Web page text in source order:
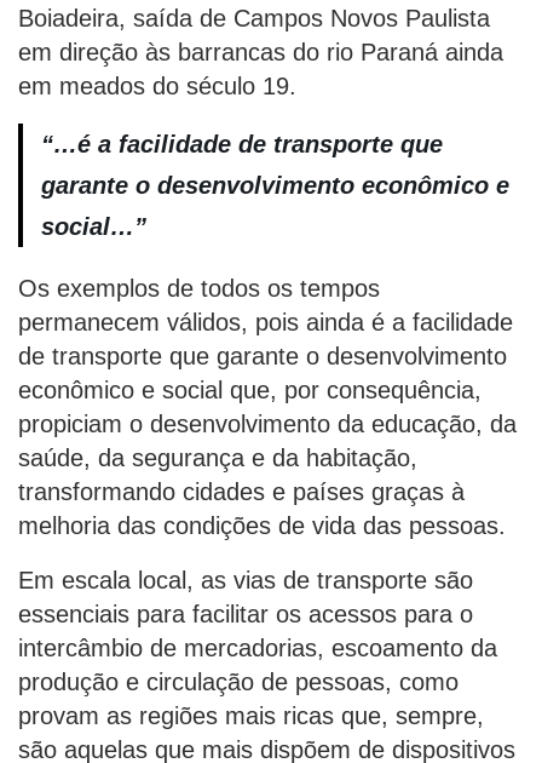
Boiadeira, saída de Campos Novos Paulista
em direção às barrancas do rio Paraná ainda
em meados do século 19.
“…é a facilidade de transporte que
garante o desenvolvimento econômico e
social…”
Os exemplos de todos os tempos
permanecem válidos, pois ainda é a facilidade
de transporte que garante o desenvolvimento
econômico e social que, por consequência,
propiciam o desenvolvimento da educação, da
saúde, da segurança e da habitação,
transformando cidades e países graças à
melhoria das condições de vida das pessoas.
Em escala local, as vias de transporte são
essenciais para facilitar os acessos para o
intercâmbio de mercadorias, escoamento da
produção e circulação de pessoas, como
provam as regiões mais ricas que, sempre,
são aquelas que mais dispõem de dispositivos